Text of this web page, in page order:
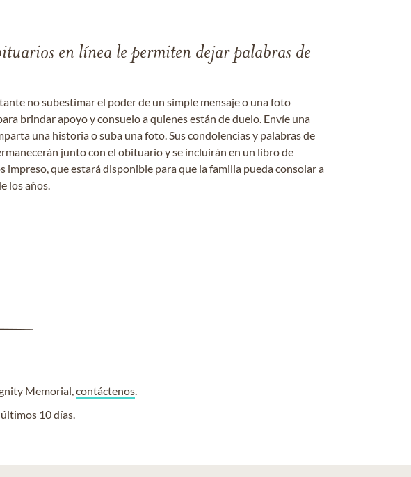
en línea le permiten dejar palabras de
no subestimar el poder de un simple mensaje o una foto
brindar apoyo y consuelo a quienes están de duelo. Envíe una
una historia o suba una foto. Sus condolencias y palabras de
junto con el obituario y se incluirán en un libro de
impreso, que estará disponible para que la familia pueda consolar a
los años.
Memorial,contáctenos.
10 días.